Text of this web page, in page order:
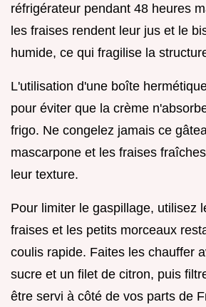
réfrigérateur pendant 48 heures
les fraises rendent leur jus et le
humide, ce qui fragilise la
L'utilisation d'une boîte
pour éviter que la crème
frigo. Ne congelez jamais ce
mascarpone et les fraises
leur texture.
Pour limiter le gaspillage, utilisez
fraises et les petits morceaux
coulis rapide. Faites les chauffer
sucre et un filet de citron, puis
être servi à côté de vos parts de